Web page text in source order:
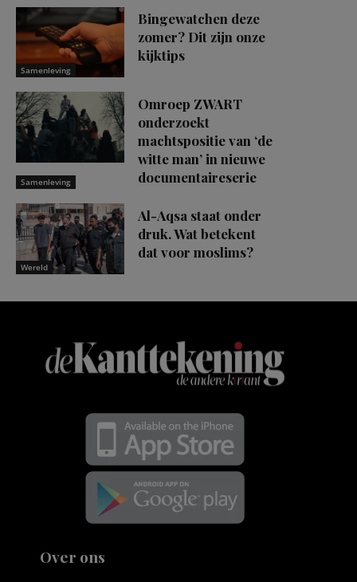
Samenleving
Bingewatchen deze
zomer? Dit zijn onze
kijktips
Samenleving
Omroep ZWART
onderzoekt
machtspositie van ‘de
witte man’ in nieuwe
documentaireserie
Wereld
Al-Aqsa staat onder
druk. Wat betekent
dat voor moslims?
Over ons